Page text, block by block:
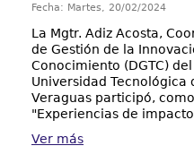
Fecha: Martes, 20/02/2024
La Mgtr. Adiz Acosta,
de Gestión de la
Conocimiento (DGTC)
Universidad Tecnológica
Veraguas participó,
"Experiencias de
Ver más